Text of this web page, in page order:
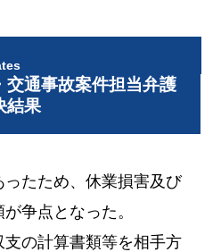
交通事故案件担当弁護
結果
たため、休業損害及び
争点となった。
の計算書類等を相手方